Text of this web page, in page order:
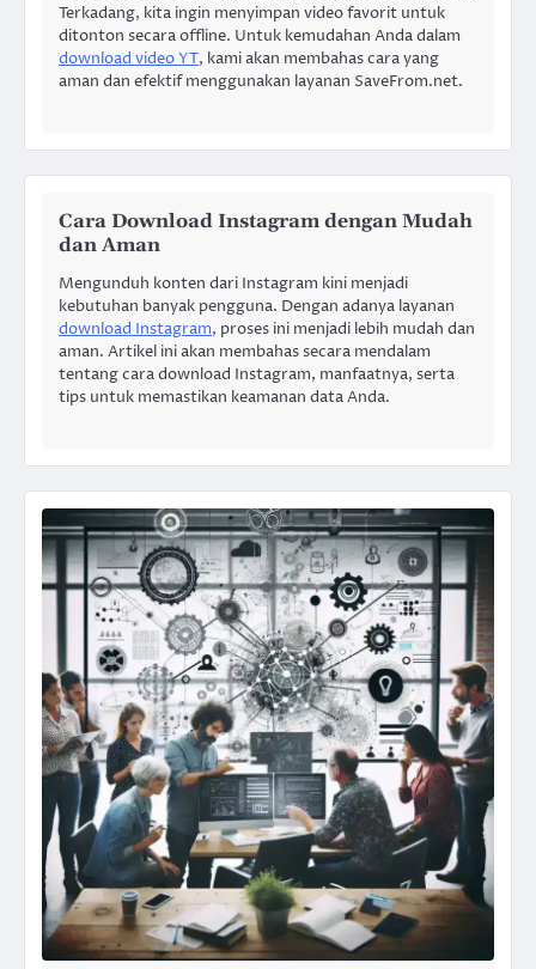
Terkadang, kita ingin menyimpan video favorit untuk
ditonton secara offline. Untuk kemudahan Anda dalam
download video YT, kami akan membahas cara yang
aman dan efektif menggunakan layanan SaveFrom.net.
Cara Download Instagram dengan Mudah
dan Aman
Mengunduh konten dari Instagram kini menjadi
kebutuhan banyak pengguna. Dengan adanya layanan
download Instagram, proses ini menjadi lebih mudah dan
aman. Artikel ini akan membahas secara mendalam
tentang cara download Instagram, manfaatnya, serta
tips untuk memastikan keamanan data Anda.